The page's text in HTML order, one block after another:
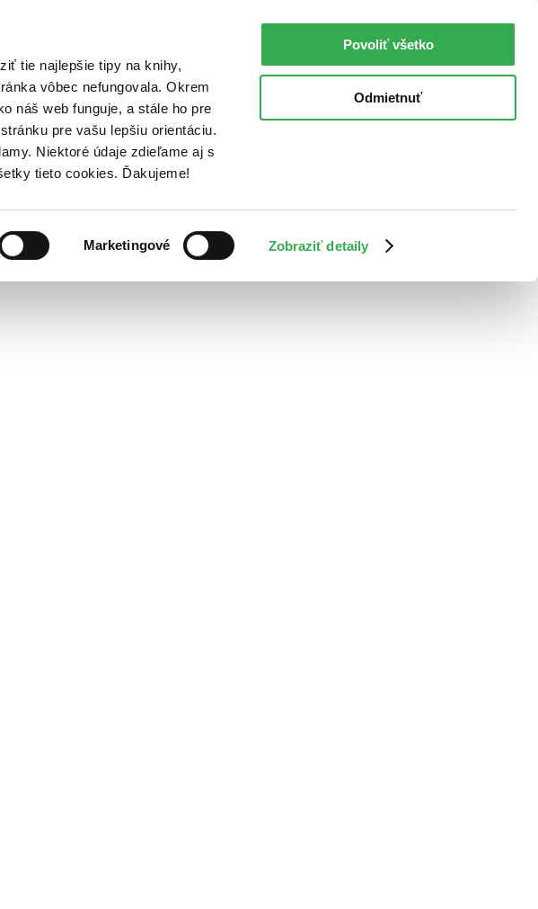
tie najlepšie tipy na knihy,
vôbec nefungovala. Okrem
náš web funguje, a stále ho pre
pre vašu lepšiu orientáciu.
Niektoré údaje zdieľame aj s
tieto cookies. Ďakujeme!
Marketingové Zobraziť detaily
Povoliť všetko
Odmietnuť